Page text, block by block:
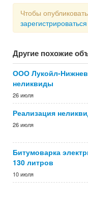
Чтобы
зарегистрироваться
Другие похожие
ООО Лукойл-
неликвиды
26 июля
Реализация
26 июля
Битумоварка
130 литров
10 июля